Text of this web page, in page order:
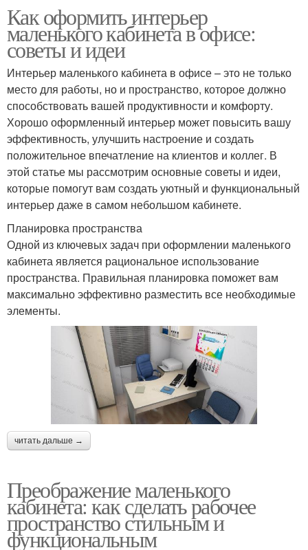
Как оформить интерьер
маленького кабинета в офисе:
советы и идеи
Интерьер маленького кабинета в офисе – это не только
место для работы, но и пространство, которое должно
способствовать вашей продуктивности и комфорту.
Хорошо оформленный интерьер может повысить вашу
эффективность, улучшить настроение и создать
положительное впечатление на клиентов и коллег. В
этой статье мы рассмотрим основные советы и идеи,
которые помогут вам создать уютный и функциональный
интерьер даже в самом небольшом кабинете.
Планировка пространства
Одной из ключевых задач при оформлении маленького
кабинета является рациональное использование
пространства. Правильная планировка поможет вам
максимально эффективно разместить все необходимые
элементы.
читать дальше →
Преображение маленького
кабинета: как сделать рабочее
пространство стильным и
функциональным